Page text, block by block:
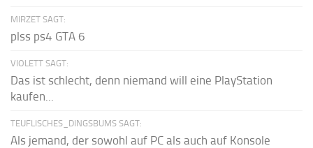
MIRZET SAGT:
plss ps4 GTA 6
VIOLETT SAGT:
Das ist schlecht, denn niemand will eine PlayStation
kaufen...
TEUFLISCHES_DINGSBUMS SAGT:
Als jemand, der sowohl auf PC als auch auf Konsole